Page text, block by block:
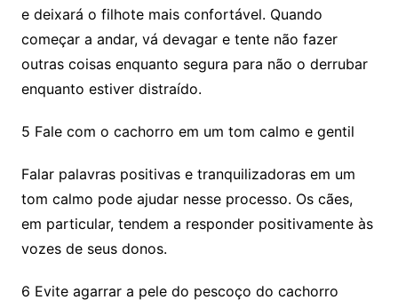
e deixará o filhote mais confortável. Quando
começar a andar, vá devagar e tente não fazer
outras coisas enquanto segura para não o derrubar
enquanto estiver distraído.
5 Fale com o cachorro em um tom calmo e gentil
Falar palavras positivas e tranquilizadoras em um
tom calmo pode ajudar nesse processo. Os cães,
em particular, tendem a responder positivamente às
vozes de seus donos.
6 Evite agarrar a pele do pescoço do cachorro